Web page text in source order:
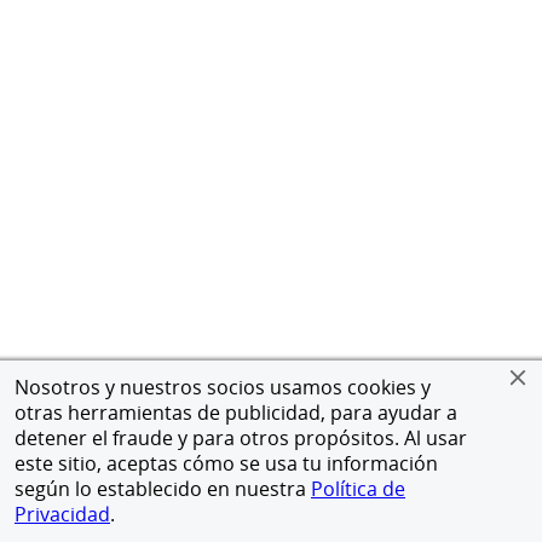
Nosotros y nuestros socios usamos cookies y
otras herramientas de publicidad, para ayudar a
detener el fraude y para otros propósitos. Al usar
este sitio, aceptas cómo se usa tu información
según lo establecido en nuestra Política de
Privacidad.